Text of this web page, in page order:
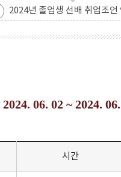
2024년 졸업생 선배 취업조언
06. 02 ~ 2024.
시간